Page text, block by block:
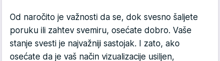
Od naročito je važnosti da se, dok svesno šaljete
poruku ili zahtev svemiru, osećate dobro. Vaše
stanje svesti je najvažniji sastojak. I zato, ako
osećate da je vaš način vizualizacije usiljen,